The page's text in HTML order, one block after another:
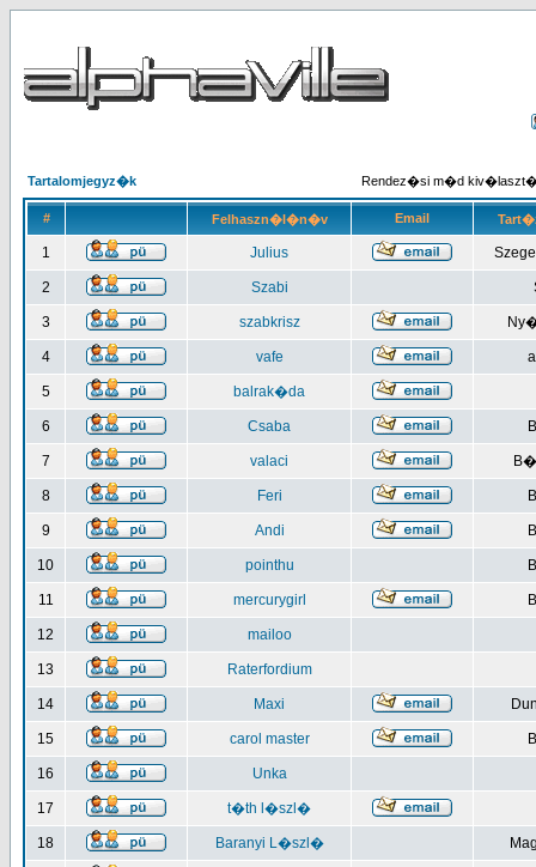
Tartalomjegyz�k Rendez�si m�d
# Felhaszn�l�n�v Email
1 Julius
2 Szabi
3 szabkrisz
4 vafe
5 balrak�da
6 Csaba
7 valaci
8 Feri
9 Andi
10 pointhu
11 mercurygirl
12 mailoo
13 Raterfordium
14 Maxi
15 carol master
16 Unka
17 t�th l�szl�
18 Baranyi L�szl�